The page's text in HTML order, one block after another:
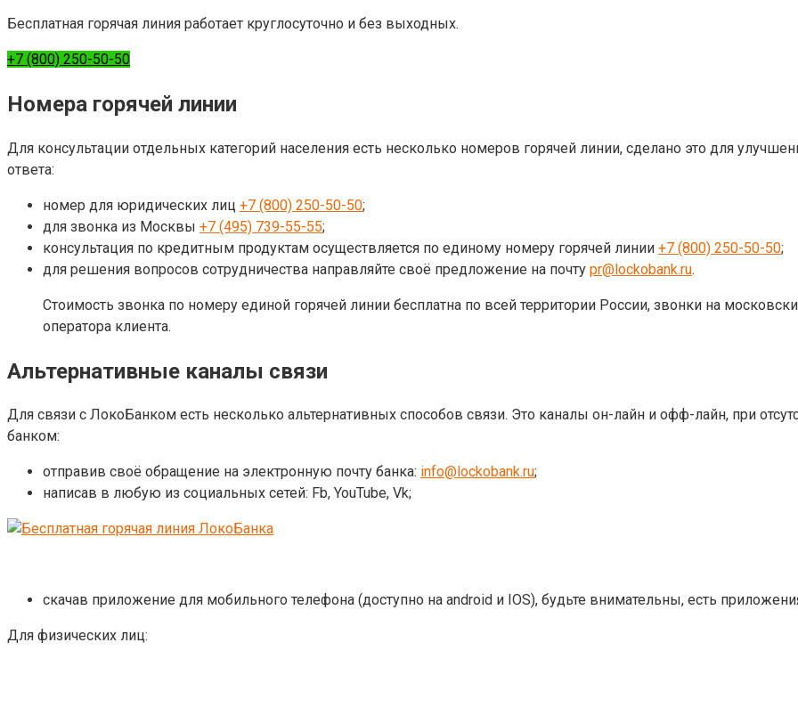
Бесплатная горячая линия работает круглосуточно и без выходных.
+7 (800) 250-50-50
Номера горячей линии
Для консультации отдельных категорий населения есть несколько номеров горячей линии, сделано это для
ответа:
номер для юридических лиц +7 (800) 250-50-50;
для звонка из Москвы +7 (495) 739-55-55;
консультация по кредитным продуктам осуществляется по единому номеру горячей линии +7 (800) 250-50-50;
для решения вопросов сотрудничества направляйте своё предложение на почту pr@lockobank.ru.
Стоимость звонка по номеру единой горячей линии бесплатна по всей территории России, звонки на
оператора клиента.
Альтернативные каналы связи
Для связи с ЛокоБанком есть несколько альтернативных способов связи. Это каналы он-лайн и офф-лайн, при
банком:
отправив своё обращение на электронную почту банка: info@lockobank.ru;
написав в любую из социальных сетей: Fb, YouTube, Vk;
скачав приложение для мобильного телефона (доступно на android и IOS), будьте внимательны, есть
Для физических лиц: